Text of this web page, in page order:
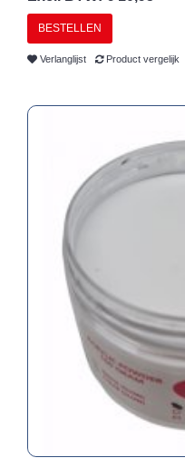
BESTELLEN
Verlanglijst Product vergelijk